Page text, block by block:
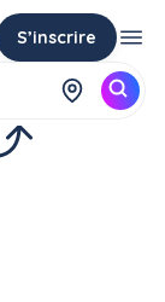
S’inscrire